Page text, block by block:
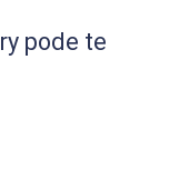
pode te